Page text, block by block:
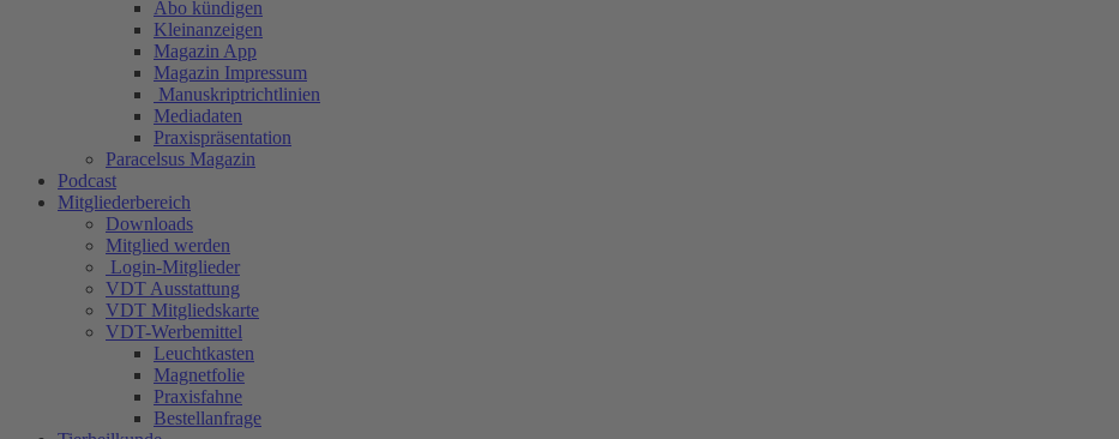
Abo kündigen
Kleinanzeigen
Magazin App
Magazin Impressum
Manuskriptrichtlinien
Mediadaten
Praxispräsentation
Paracelsus Magazin
Podcast
Mitgliederbereich
Downloads
Mitglied werden
Login-Mitglieder
VDT Ausstattung
VDT Mitgliedskarte
VDT-Werbemittel
Leuchtkasten
Magnetfolie
Praxisfahne
Bestellanfrage